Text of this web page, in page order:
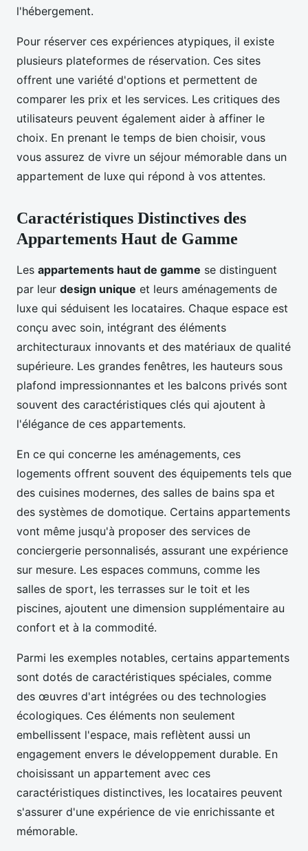
l'hébergement.
Pour réserver ces expériences atypiques, il existe
plusieurs plateformes de réservation. Ces sites
offrent une variété d'options et permettent de
comparer les prix et les services. Les critiques des
utilisateurs peuvent également aider à affiner le
choix. En prenant le temps de bien choisir, vous
vous assurez de vivre un séjour mémorable dans un
appartement de luxe qui répond à vos attentes.
Caractéristiques Distinctives des
Appartements Haut de Gamme
Les appartements haut de gamme se distinguent
par leur design unique et leurs aménagements de
luxe qui séduisent les locataires. Chaque espace est
conçu avec soin, intégrant des éléments
architecturaux innovants et des matériaux de qualité
supérieure. Les grandes fenêtres, les hauteurs sous
plafond impressionnantes et les balcons privés sont
souvent des caractéristiques clés qui ajoutent à
l'élégance de ces appartements.
En ce qui concerne les aménagements, ces
logements offrent souvent des équipements tels que
des cuisines modernes, des salles de bains spa et
des systèmes de domotique. Certains appartements
vont même jusqu'à proposer des services de
conciergerie personnalisés, assurant une expérience
sur mesure. Les espaces communs, comme les
salles de sport, les terrasses sur le toit et les
piscines, ajoutent une dimension supplémentaire au
confort et à la commodité.
Parmi les exemples notables, certains appartements
sont dotés de caractéristiques spéciales, comme
des œuvres d'art intégrées ou des technologies
écologiques. Ces éléments non seulement
embellissent l'espace, mais reflètent aussi un
engagement envers le développement durable. En
choisissant un appartement avec ces
caractéristiques distinctives, les locataires peuvent
s'assurer d'une expérience de vie enrichissante et
mémorable.